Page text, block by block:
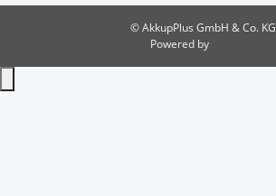
© AkkupPlus GmbH & Co. KG
Powered by